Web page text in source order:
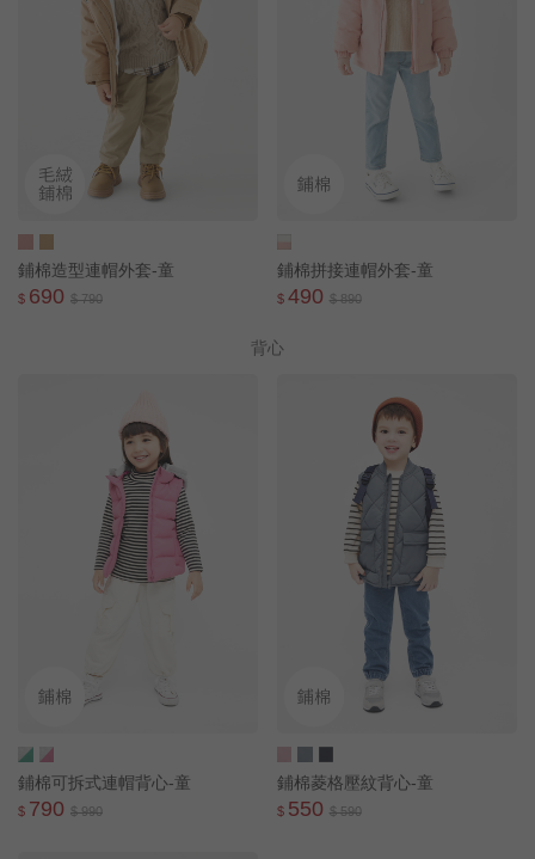
鋪棉造型連帽外套-童
$ 690 $ 790
鋪棉拼接連帽外套-童
$ 490 $ 890
背心
鋪棉可拆式連帽背心-童
$ 790 $ 990
鋪棉菱格壓紋背心-童
$ 550 $ 590